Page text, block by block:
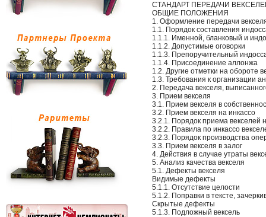
СТАНДАРТ ПЕРЕДАЧИ
ОБЩИЕ ПОЛОЖЕНИЯ
1. Оформление передачи
1.1. Порядок составления
1.1.1. Именной, бланковый и
1.1.2. Допустимые оговорки
1.1.3. Препоручительный
1.1.4. Присоединение аллонжа
1.2. Другие отметки на обороте
1.3. Требования к организации
2. Передача векселя,
3. Прием векселя
3.1. Прием векселя в
3.2. Прием векселя на инкассо
3.2.1. Порядок приема векселей
3.2.2. Правила по инкассо
3.2.3. Порядок производства
3.3. Прием векселя в залог
4. Действия в случае утраты
5. Анализ качества векселя
5.1. Дефекты векселя
Видимые дефекты
5.1.1. Отсутствие целости
5.1.2. Поправки в тексте,
Скрытые дефекты
5.1.3. Подложный вексель